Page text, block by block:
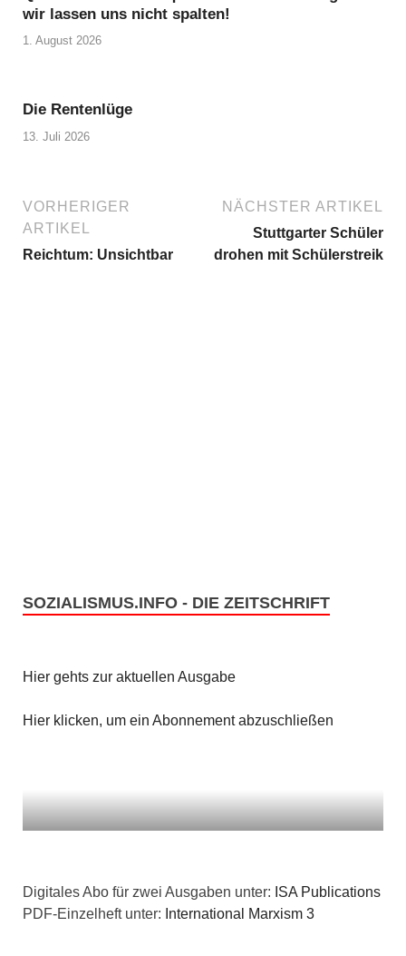
wir lassen uns nicht spalten!
1. August 2026
Die Rentenlüge
13. Juli 2026
VORHERIGER
ARTIKEL
Reichtum: Unsichtbar
NÄCHSTER ARTIKEL
Stuttgarter Schüler
drohen mit Schülerstreik
SOZIALISMUS.INFO - DIE ZEITSCHRIFT
Hier gehts zur aktuellen Ausgabe
Hier klicken, um ein Abonnement abzuschließen
Digitales Abo für zwei Ausgaben unter: ISA Publications
PDF-Einzelheft unter: International Marxism 3